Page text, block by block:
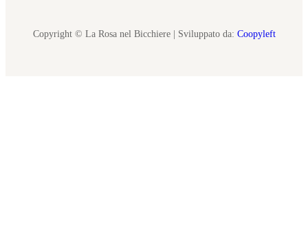
Copyright © La Rosa nel Bicchiere | Sviluppato da: Coopyleft